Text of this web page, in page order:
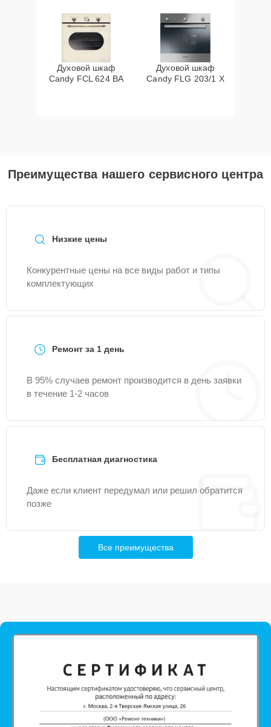
Духовой шкаф
Candy FCL 624 BA
Духовой шкаф
Candy FLG 203/1 X
Преимущества нашего сервисного центра
Низкие цены
Конкурентные цены на все виды работ и типы
комплектующих
Ремонт за 1 день
В 95% случаев ремонт производится в день заявки
в течение 1-2 часов
Бесплатная диагностика
Даже если клиент передумал или решил обратится
позже
Все преимущества